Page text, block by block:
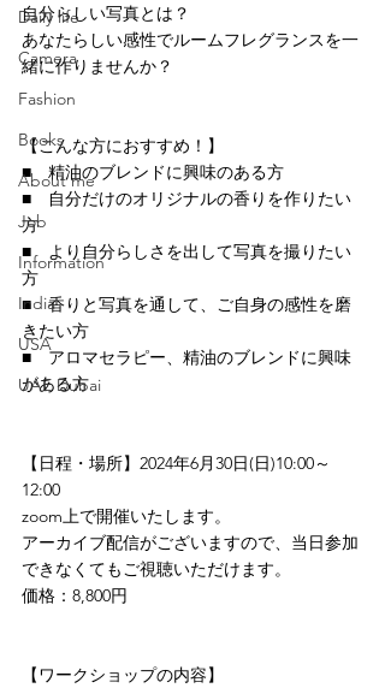
Daily life
Camera
Fashion
Books
About me
Job
Information
India
USA
UAE Dubai
自分らしい写真とは？
あなたらしい感性でルームフレグランスを一
緒に作りませんか？
【こんな方におすすめ！】
■　精油のブレンドに興味のある方
■　自分だけのオリジナルの香りを作りたい
方
■　より自分らしさを出して写真を撮りたい
方
■　香りと写真を通して、ご自身の感性を磨
きたい方
■　アロマセラピー、精油のブレンドに興味
がある方
【日程・場所】2024年6月30日(日)10:00～
12:00
zoom上で開催いたします。
アーカイブ配信がございますので、当日参加
できなくてもご視聴いただけます。
価格：8,800円
【ワークショップの内容】